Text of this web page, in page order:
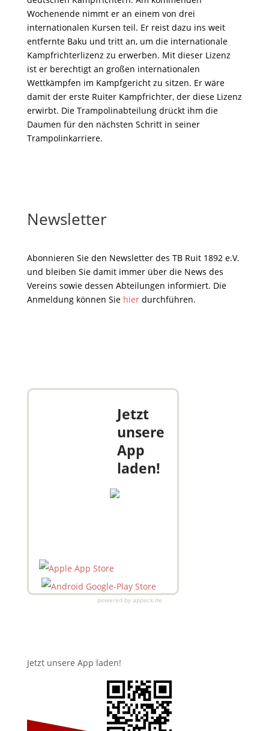
Wochenende nimmt er an einem von drei
internationalen Kursen teil. Er reist dazu ins weit
entfernte Baku und tritt an, um die internationale
Kampfrichterlizenz zu erwerben. Mit dieser Lizenz
ist er berechtigt an großen internationalen
Wettkämpfen im Kampfgericht zu sitzen. Er wäre
damit der erste Ruiter Kampfrichter, der diese Lizenz
erwirbt. Die Trampolinabteilung drückt ihm die
Daumen für den nächsten Schritt in seiner
Trampolinkarriere.
Newsletter
Abonnieren Sie den Newsletter des TB Ruit 1892 e.V.
und bleiben Sie damit immer über die News des
Vereins sowie dessen Abteilungen informiert. Die
Anmeldung können Sie hierdurchführen.
Jetzt
unsere
App
laden!
powered by appack.de
Jetzt unsere App laden!